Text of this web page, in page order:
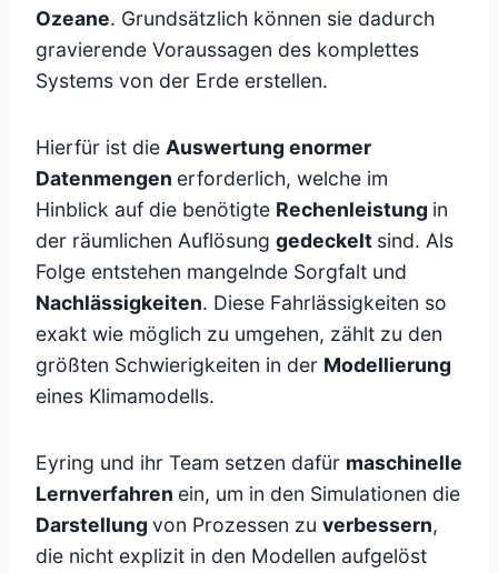
Ozeane. Grundsätzlich können sie dadurch
gravierende Voraussagen des komplettes
Systems von der Erde erstellen.
Hierfür ist die Auswertung enormer
Datenmengen erforderlich, welche im
Hinblick auf die benötigte Rechenleistung in
der räumlichen Auflösung gedeckelt sind. Als
Folge entstehen mangelnde Sorgfalt und
Nachlässigkeiten. Diese Fahrlässigkeiten so
exakt wie möglich zu umgehen, zählt zu den
größten Schwierigkeiten in der Modellierung
eines Klimamodells.
Eyring und ihr Team setzen dafür maschinelle
Lernverfahren ein, um in den Simulationen die
Darstellung von Prozessen zu verbessern,
die nicht explizit in den Modellen aufgelöst